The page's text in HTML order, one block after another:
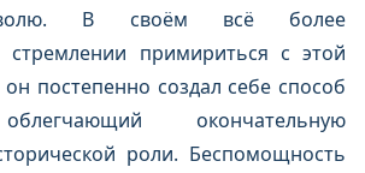
В своём всё более
стремлении примириться с этой
постепенно создал себе способ
окончательную
роли. Беспомощность